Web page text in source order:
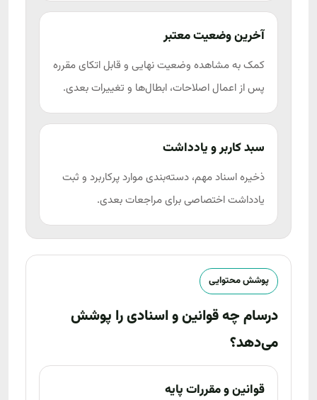
آخرین وضعیت معتبر
کمک به مشاهده وضعیت نهایی و قابل اتکای مقرره
پس از اعمال اصلاحات، ابطال‌ها و تغییرات بعدی.
سبد کاربر و یادداشت
ذخیره اسناد مهم، دسته‌بندی موارد پرکاربرد و ثبت
یادداشت اختصاصی برای مراجعات بعدی.
پوشش محتوایی
درسام چه قوانین و اسنادی را پوشش
می‌دهد؟
قوانین و مقررات پایه